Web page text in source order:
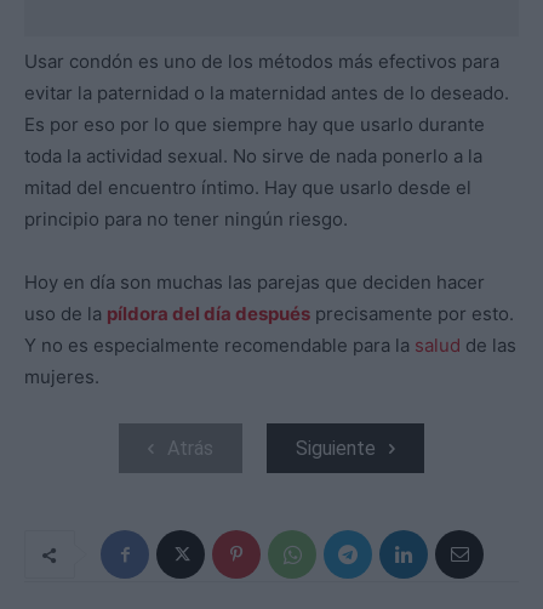
Usar condón es uno de los métodos más efectivos para
evitar la paternidad o la maternidad antes de lo deseado.
Es por eso por lo que siempre hay que usarlo durante
toda la actividad sexual. No sirve de nada ponerlo a la
mitad del encuentro íntimo. Hay que usarlo desde el
principio para no tener ningún riesgo.
Hoy en día son muchas las parejas que deciden hacer
uso de la píldora del día después precisamente por esto.
Y no es especialmente recomendable para la salud de las
mujeres.
Atrás Siguiente